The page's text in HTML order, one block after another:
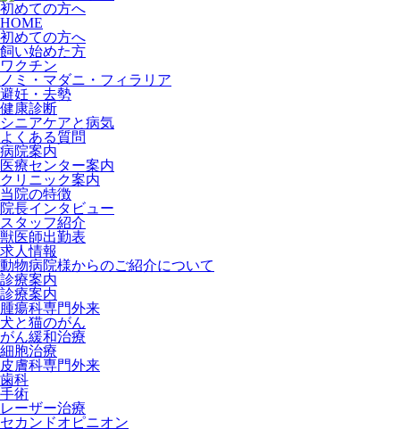
初めての方へ
HOME
初めての方へ
飼い始めた方
ワクチン
ノミ・マダニ・フィラリア
避妊・去勢
健康診断
シニアケアと病気
よくある質問
病院案内
医療センター案内
クリニック案内
当院の特徴
院長インタビュー
スタッフ紹介
獣医師出勤表
求人情報
動物病院様からのご紹介について
診療案内
診療案内
腫瘍科専門外来
犬と猫のがん
がん緩和治療
細胞治療
皮膚科専門外来
歯科
手術
レーザー治療
セカンドオピニオン